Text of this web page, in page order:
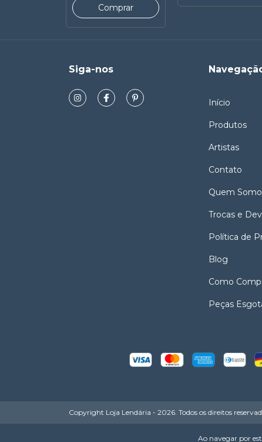
Ao navegar por
Siga-nos
Início
Produtos
Artistas
Contato
Quem
Trocas e
Política de
Blog
Como
Peças
Copyright Loja Lendária - 2026. Todos os direitos